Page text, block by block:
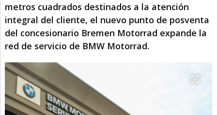
metros cuadrados destinados a la atención
integral del cliente, el nuevo punto de posventa
del concesionario Bremen Motorrad expande la
red de servicio de BMW Motorrad.